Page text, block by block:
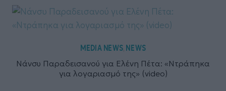
MEDIA NEWS,NEWS
Νάνσυ Παραδεισανού για Ελένη Πέτα: «Ντράπηκα
για λογαριασμό της» (video)